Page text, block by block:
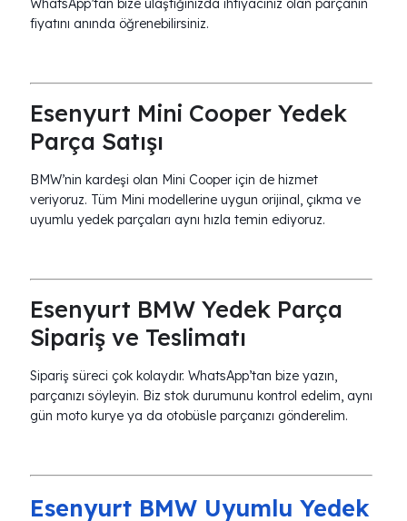
WhatsApp’tan bize ulaştığınızda ihtiyacınız olan parçanın
fiyatını anında öğrenebilirsiniz.
Esenyurt Mini Cooper Yedek
Parça Satışı
BMW’nin kardeşi olan Mini Cooper için de hizmet
veriyoruz. Tüm Mini modellerine uygun orijinal, çıkma ve
uyumlu yedek parçaları aynı hızla temin ediyoruz.
Esenyurt BMW Yedek Parça
Sipariş ve Teslimatı
Sipariş süreci çok kolaydır. WhatsApp’tan bize yazın,
parçanızı söyleyin. Biz stok durumunu kontrol edelim, aynı
gün moto kurye ya da otobüsle parçanızı gönderelim.
Esenyurt BMW Uyumlu Yedek